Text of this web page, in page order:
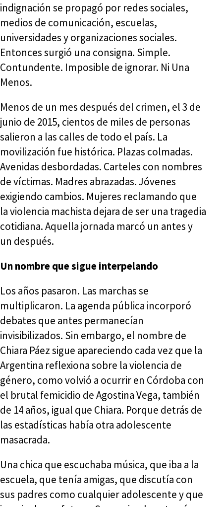
indignación se propagó por redes sociales,
medios de comunicación, escuelas,
universidades y organizaciones sociales.
Entonces surgió una consigna. Simple.
Contundente. Imposible de ignorar. Ni Una
Menos.
Menos de un mes después del crimen, el 3 de
junio de 2015, cientos de miles de personas
salieron a las calles de todo el país. La
movilización fue histórica. Plazas colmadas.
Avenidas desbordadas. Carteles con nombres
de víctimas. Madres abrazadas. Jóvenes
exigiendo cambios. Mujeres reclamando que
la violencia machista dejara de ser una tragedia
cotidiana. Aquella jornada marcó un antes y
un después.
Un nombre que sigue interpelando
Los años pasaron. Las marchas se
multiplicaron. La agenda pública incorporó
debates que antes permanecían
invisibilizados. Sin embargo, el nombre de
Chiara Páez sigue apareciendo cada vez que la
Argentina reflexiona sobre la violencia de
género, como volvió a ocurrir en Córdoba con
el brutal femicidio de Agostina Vega, también
de 14 años, igual que Chiara. Porque detrás de
las estadísticas había otra adolescente
masacrada.
Una chica que escuchaba música, que iba a la
escuela, que tenía amigas, que discutía con
sus padres como cualquier adolescente y que